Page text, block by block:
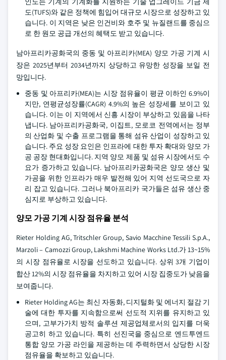
도(TUFS)와 같은 정책에 힘입어 대규모 시장으로 성장하고 있
습니다. 이 지역은 낮은 인건비와 호주 및 뉴질랜드를 중심으
로 한 원모 공급 개선의 혜택도 받고 있습니다.
남아프리카공화국의 중동 및 아프리카(MEA) 양모 가공 기계 시
장은 2025년부터 2034년까지 상당하고 유망한 성장을 보일 전
망입니다.
중동 및 아프리카(MEA)는 시장 점유율이 평균 이하인 6.9%이
지만, 연평균성장률(CAGR) 4.9%의 높은 성장세를 보이고 있
습니다. 이는 이 지역에서 신흥 시장이 부상하고 있음을 나타
냅니다. 남아프리카공화국, 이집트, 모로코 전역에서는 정부
의 산업화 및 수출 프로그램을 통해 섬유 산업이 성장하고 있
습니다. 주요 성장 요인은 인프라에 대한 투자 확대와 양모 가
공 공장 현대화입니다. 지역 양모 제품 및 섬유 시장에서도 수
요가 증가하고 있습니다. 남아프리카공화국은 양모 생산 및
가공을 위한 인프라가 매우 발전해 있어 지역 선도국으로 자
리 잡고 있습니다. 그러나 북아프리카 국가들은 섬유 생산 중
심지로 부상하고 있습니다.
양모 가공 기계 시장 점유율 분석
Rieter Holding AG, Tritschler Group, Savio Macchine Tessili S.p.A.,
Marzoli – Camozzi Group, Lakshmi Machine Works Ltd.가 13~15%
의 시장 점유율로 시장을 선도하고 있습니다. 상위 3개 기업이
합산 12%의 시장 점유율을 차지하고 있어 시장 집중도가 낮음을
보여줍니다.
Rieter Holding AG는 최신 자동화, 디지털화 및 에너지 절감 기
술에 대한 투자를 지속함으로써 선도적 지위를 유지하고 있
으며, 고부가가치 방적 솔루션 제공업체로서의 입지를 더욱
공고히 하고 있습니다. 특히 선진국을 중심으로 엔드투엔드
통합 양모 가공 라인을 제공하는 데 주력하면서 상당한 시장
점유율을 확보하고 있습니다.